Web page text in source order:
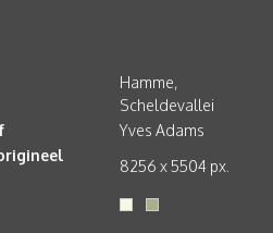
Hamme,
Scheldevallei
Yves Adams
8256 x 5504 px.